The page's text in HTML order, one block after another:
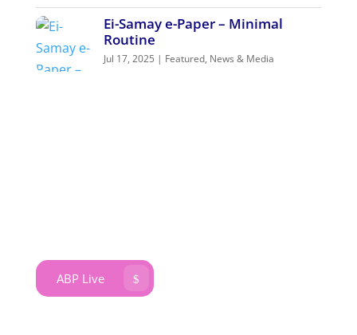
Ei-Samay e-Paper – Minimal
Routine
Jul 17, 2025 | Featured, News & Media
ABP Live $